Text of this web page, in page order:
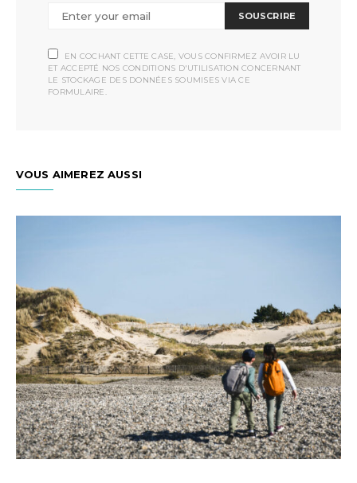
SOUSCRIRE
EN COCHANT CETTE CASE, VOUS CONFIRMEZ AVOIR LU
ET ACCEPTÉ NOS CONDITIONS D'UTILISATION CONCERNANT
LE STOCKAGE DES DONNÉES SOUMISES VIA CE
FORMULAIRE.
VOUS AIMEREZ AUSSI